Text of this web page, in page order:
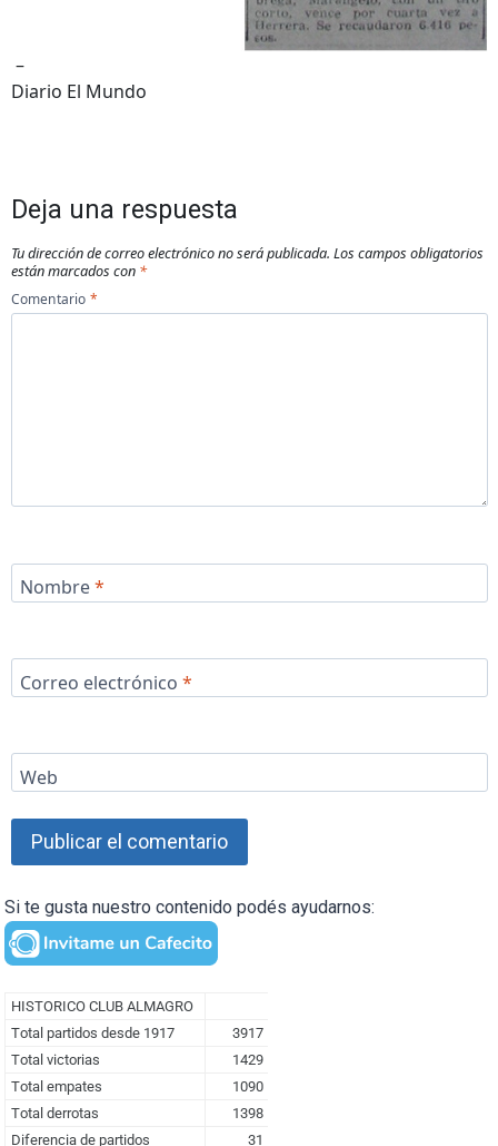
–
Diario El Mundo
Deja una respuesta
Tu dirección de correo electrónico no será publicada. Los campos obligatorios
están marcados con *
Comentario *
Nombre*
Correo electrónico *
Web
Si te gusta nuestro contenido podés ayudarnos: